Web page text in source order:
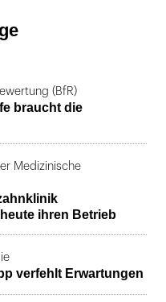
(BfR)
braucht die
Medizinische
ihren Betrieb
verfehlt Erwartungen